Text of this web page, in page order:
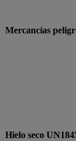
Mercancías
Hielo seco